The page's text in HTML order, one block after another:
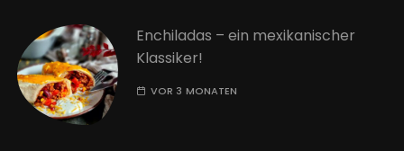
Enchiladas – ein mexikanischer
Klassiker!
VOR 3 MONATEN